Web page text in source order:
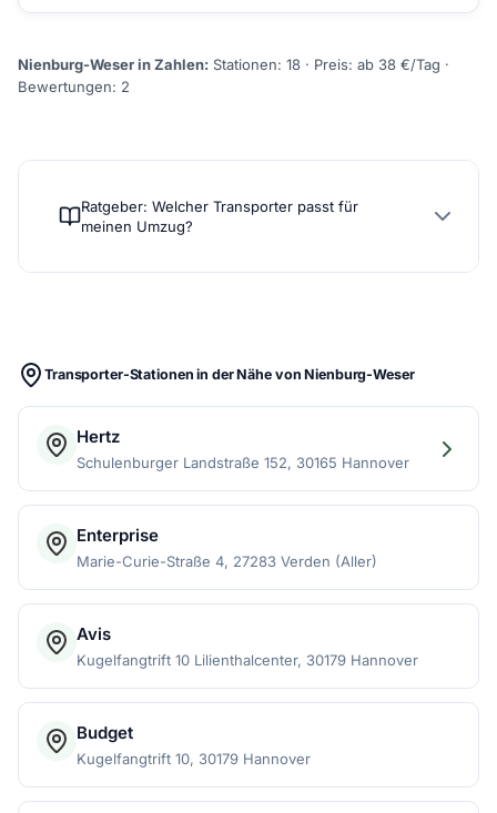
Nienburg-Weser in Zahlen: Stationen: 18 · Preis: ab 38 €/Tag ·
Bewertungen: 2
Ratgeber: Welcher Transporter passt für
meinen Umzug?
Transporter-Stationen in der Nähe von Nienburg-Weser
Hertz
Schulenburger Landstraße 152, 30165 Hannover
Enterprise
Marie-Curie-Straße 4, 27283 Verden (Aller)
Avis
Kugelfangtrift 10 Lilienthalcenter, 30179 Hannover
Budget
Kugelfangtrift 10, 30179 Hannover